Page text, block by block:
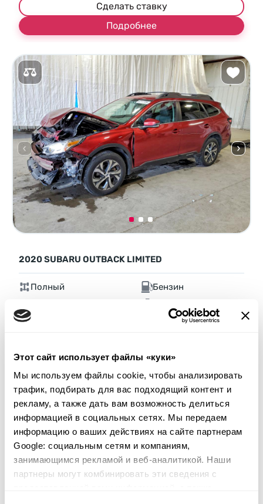
Этот сайт использует файлы «куки»
Мы используем файлы cookie, чтобы анализировать
трафик, подбирать для вас подходящий контент и
рекламу, а также дать вам возможность делиться
информацией в социальных сетях. Мы передаем
информацию о ваших действиях на сайте партнерам
Google: социальным сетям и компаниям,
занимающимся рекламой и веб-аналитикой. Наши
партнеры могут комбинировать эти сведения с
Сделать ставку
Подробнее
2020 SUBARU OUTBACK LIMITED
Полный
Бензин
Автомат
2020
дня
Текущая ставка:
$0
Сделать ставку
Подробнее